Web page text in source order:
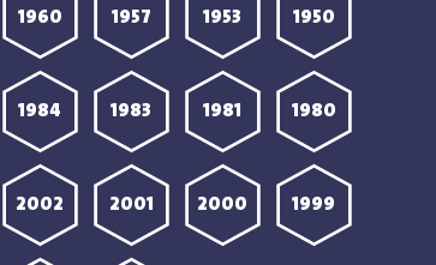
1950
1953
1957
1960
1980
1981
1983
1984
1999
2000
2001
2002